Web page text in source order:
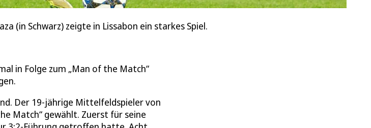
(in Schwarz) zeigte in Lissabon ein starkes Spiel.
in Folge zum „Man of the Match“
Der 19-jährige Mittelfeldspieler von
Match“ gewählt. Zuerst für seine